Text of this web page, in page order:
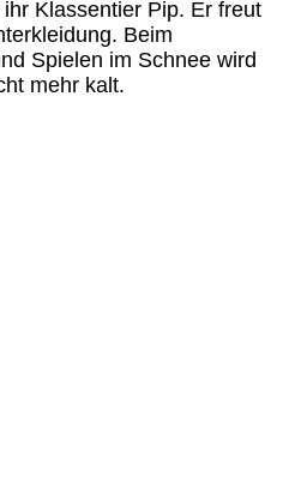
Klassentier Pip. Er freut
Beim
Spielen im Schnee wird
mehr kalt.